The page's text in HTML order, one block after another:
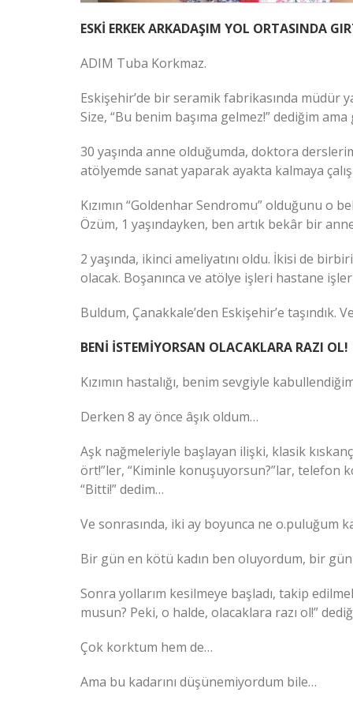
ESKİ ERKEK ARKADAŞIM YOL ORTASINDA
ADIM Tuba Korkmaz.
Eskişehir’de bir seramik fabrikasında müdür
Size, “Bu benim başıma gelmez!” dediğim
30 yaşında anne olduğumda, doktora
atölyemde sanat yaparak ayakta kalmaya
Kızımın “Goldenhar Sendromu” olduğunu o
Özüm, 1 yaşındayken, ben artık bekâr bir
2 yaşında, ikinci ameliyatını oldu. İkisi de
olacak. Boşanınca ve atölye işleri hastane
Buldum, Çanakkale’den Eskişehir’e
BENİ İSTEMİYORSAN OLACAKLARA RAZI OL!
Kızımın hastalığı, benim sevgiyle
Derken 8 ay önce âşık oldum…
Aşk nağmeleriyle başlayan ilişki, klasik
ört!”ler, “Kiminle konuşuyorsun?”lar, telefon
“Bitti!” dedim…
Ve sonrasında, iki ay boyunca ne o.puluğum
Bir gün en kötü kadın ben oluyordum, bir
Sonra yollarım kesilmeye başladı, takip
musun? Peki, o halde, olacaklara razı ol!”
Çok korktum hem de…
Ama bu kadarını düşünemiyordum bile…